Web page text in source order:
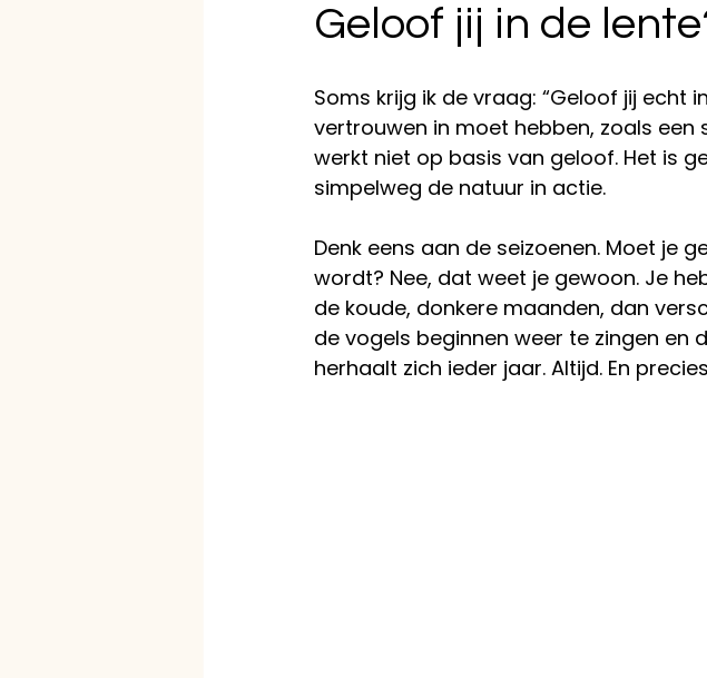
Geloof jij in de
Soms krijg ik de vraag: “Geloof jij echt
vertrouwen in moet hebben, zoals een
werkt niet op basis van geloof. Het is
simpelweg de natuur in actie.
Denk eens aan de seizoenen. Moet je
wordt? Nee, dat weet je gewoon. Je
de koude, donkere maanden, dan
de vogels beginnen weer te zingen en
herhaalt zich ieder jaar. Altijd. En